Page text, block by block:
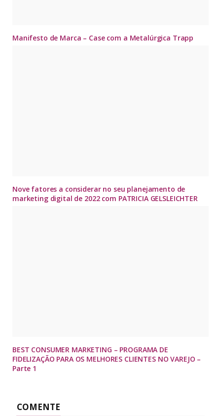
Manifesto de Marca – Case com a Metalúrgica Trapp
Nove fatores a considerar no seu planejamento de
marketing digital de 2022 com PATRICIA GELSLEICHTER
BEST CONSUMER MARKETING – PROGRAMA DE
FIDELIZAÇÃO PARA OS MELHORES CLIENTES NO VAREJO –
Parte 1
COMENTE